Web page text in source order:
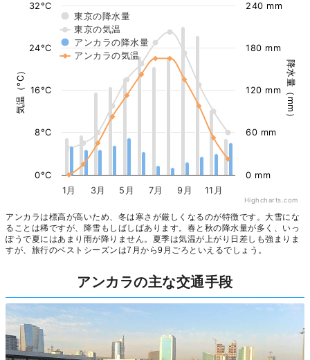
気温（°C） 降水量（mm）
東京の降水量
東京の気温
アンカラの降水量
アンカラの気温
1月 3月 5月 7月 9月 11月
0°C
8°C
16°C
24°C
32°C
0 mm
60 mm
120 mm
180 mm
240 mm
Highcharts.com
アンカラは標高が高いため、冬は寒さが厳しくなるのが特徴です。大雪にな
ることは稀ですが、降雪もしばしばあります。春と秋の降水量が多く、いっ
ぽうで夏にはあまり雨が降りません。夏季は気温が上がり日差しも強まりま
すが、旅行のベストシーズンは7月から9月ごろといえるでしょう。
アンカラの主な交通手段